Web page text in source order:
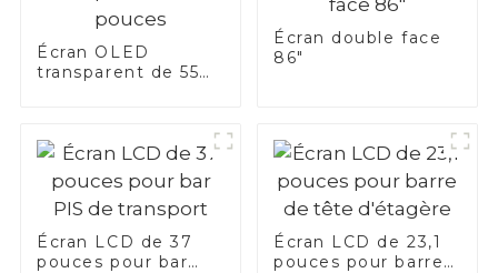
Écran OLED
transparent de 55
Écran double face
86"
Écran LCD de 37
pouces pour bar
Écran LCD de 23,1
pouces pour barre